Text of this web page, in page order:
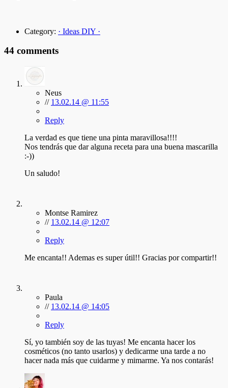
Category: · Ideas DIY ·
44 comments
Neus
// 13.02.14 @ 11:55
Reply
La verdad es que tiene una pinta maravillosa!!!!
Nos tendrás que dar alguna receta para una buena mascarilla
:-))
Un saludo!
Montse Ramirez
// 13.02.14 @ 12:07
Reply
Me encanta!! Ademas es super útil!! Gracias por compartir!!
Paula
// 13.02.14 @ 14:05
Reply
Sí, yo también soy de las tuyas! Me encanta hacer los
cosméticos (no tanto usarlos) y dedicarme una tarde a no
hacer nada más que cuidarme y mimarme. Ya nos contarás!